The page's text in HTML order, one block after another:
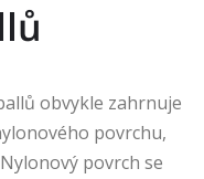
obvykle zahrnuje
povrchu,
povrch se